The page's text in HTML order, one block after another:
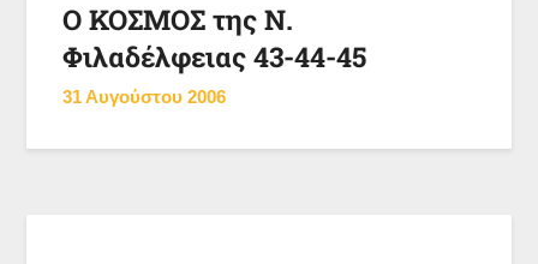
Ο ΚΟΣΜΟΣ της Ν.
Φιλαδέλφειας 43-44-45
31 Αυγούστου 2006